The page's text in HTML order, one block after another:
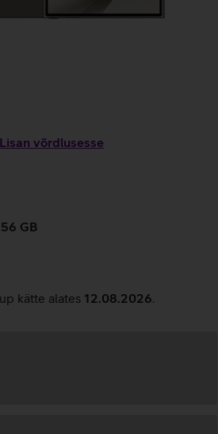
Lisan võrdlusesse
GB
kätte alates 12.08.2026